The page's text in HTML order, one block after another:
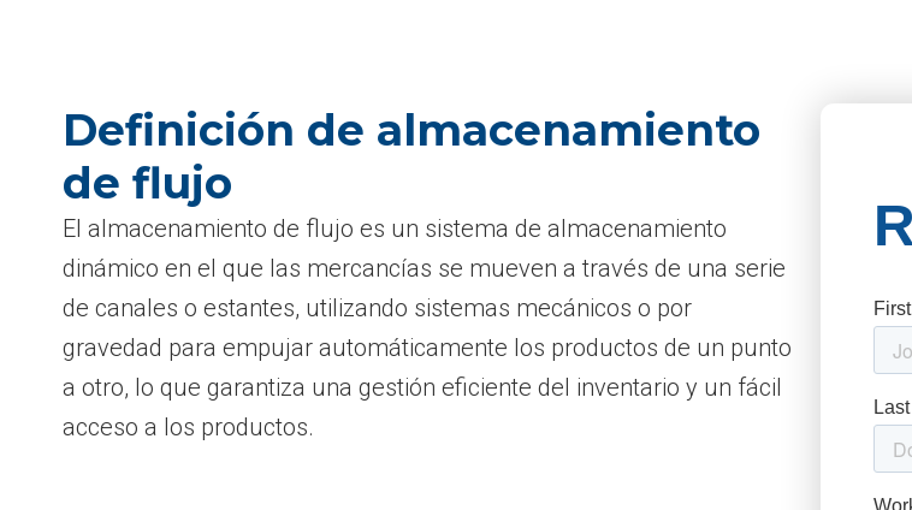
Definición de almacenamiento
de flujo
El almacenamiento de flujo es un sistema de almacenamiento
dinámico en el que las mercancías se mueven a través de una serie
de canales o estantes, utilizando sistemas mecánicos o por
gravedad para empujar automáticamente los productos de un punto
a otro, lo que garantiza una gestión eficiente del inventario y un fácil
acceso a los productos.